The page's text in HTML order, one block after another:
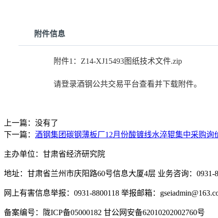
附件信息
附件1：Z14-XJ15493图纸技术文件.zip
请登录酒钢公共交易平台查看并下载附件。
上一篇：没有了
下一篇： 酒钢集团碳钢薄板厂12月份酸镀线水淬辊集中采购询
主办单位：甘肃省经济研究院
地址：甘肃省兰州市庆阳路60号信息大厦4层 业务咨询：0931-
网上有害信息举报：0931-8800118 举报邮箱：
备案编号：陇ICP备05000182 甘公网安备62010202002760号